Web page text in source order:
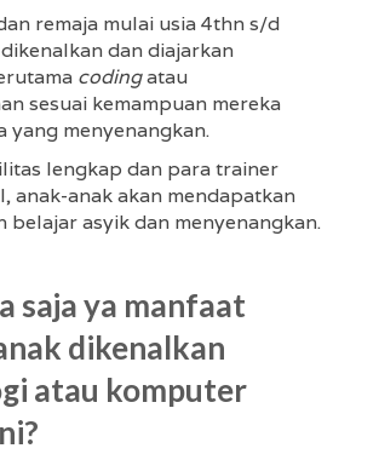
remaja mulai usia 4thn s/d
dan diajarkan
codingatau
sesuai kemampuan mereka
yang menyenangkan.
lengkap dan para trainer
anak-anak akan mendapatkan
belajar asyik dan menyenangkan.
saja ya manfaat
dikenalkan
atau komputer